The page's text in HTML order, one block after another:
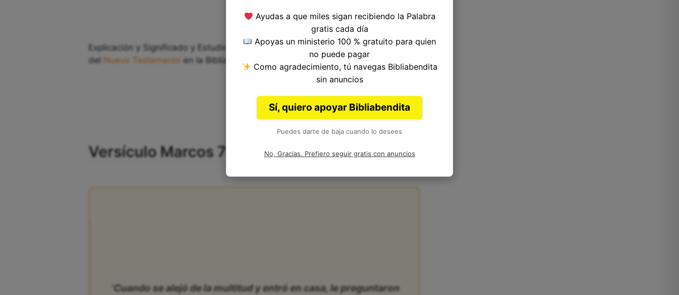
Explicación y Significado y Estudio del Versículo 17, Capítulo 7, Libro de Marcos
del Nuevo Testamentoen la Biblia. Autor: Marcos.
Versículo Marcos 7:17
‘Cuando se alejó de la multitud y entró en casa, le preguntaron
Ayudas a que miles sigan recibiendo la Palabra
gratis cada día
Apoyas un ministerio 100 % gratuito para quien
no puede pagar
Como agradecimiento, tú navegas Bibliabendita
sin anuncios
Sí, quiero apoyar Bibliabendita
Puedes darte de baja cuando lo desees
No, Gracias. Prefiero seguir gratis con anuncios